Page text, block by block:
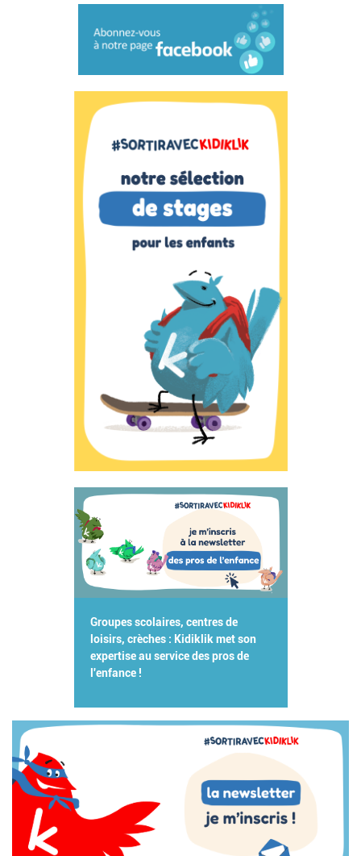
Groupes scolaires, centres de
loisirs, crèches : Kidiklik met son
expertise au service des pros de
l'enfance !